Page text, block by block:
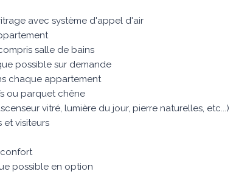
avec système d'appel d'air
salle de bains
possible sur demande
chaque appartement
ou parquet chêne
vitré, lumière du jour, pierre naturelles, etc...)
et visiteurs
possible en option